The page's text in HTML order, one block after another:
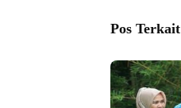
Pos Terkait